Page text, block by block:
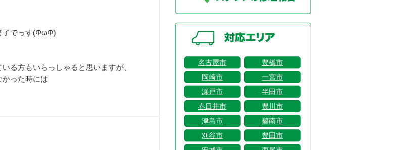
了でっす(ΦωΦ)
る方もいらっしゃると思いますが、
った時には
名古屋市
豊橋市
岡崎市
一宮市
瀬戸市
半田市
春日井市
豊川市
津島市
碧南市
刈谷市
豊田市